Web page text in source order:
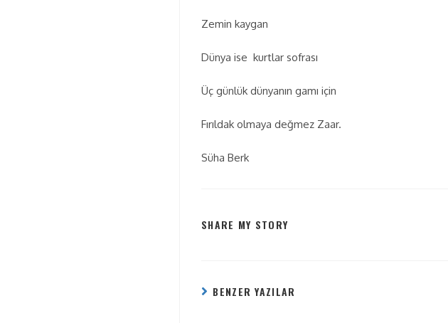
Zemin kaygan
Dünya ise kurtlar sofrası
Üç günlük dünyanın gamı için
Fırıldak olmaya değmez Zaar.
Süha Berk
SHARE MY STORY
BENZER YAZILAR